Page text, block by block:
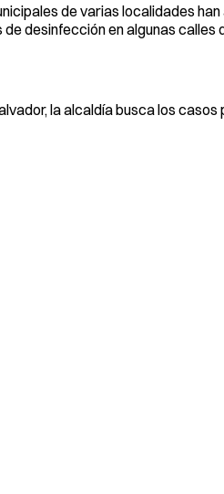
de varias localidades
desinfección en algunas
la alcaldía busca los